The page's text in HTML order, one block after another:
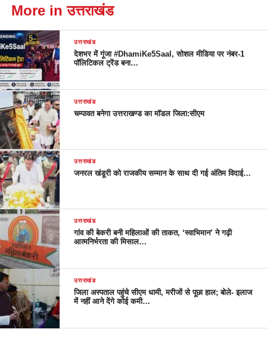
More in उत्तराखंड
उत्तराखंड
देशभर में गूंजा #DhamiKe5Saal, सोशल मीडिया पर नंबर-1
पॉलिटिकल ट्रेंड बना…
उत्तराखंड
चम्पावत बनेगा उत्तराखण्ड का मॉडल जिला:सीएम
उत्तराखंड
जनरल खंडूरी को राजकीय सम्मान के साथ दी गई अंतिम विदाई…
उत्तराखंड
गांव की बेकरी बनी महिलाओं की ताकत, ‘स्वाभिमान’ ने गढ़ी
आत्मनिर्भरता की मिसाल…
उत्तराखंड
जिला अस्पताल पहुंचे सीएम धामी, मरीजों से पूछा हाल; बोले- इलाज
में नहीं आने देंगे कोई कमी…